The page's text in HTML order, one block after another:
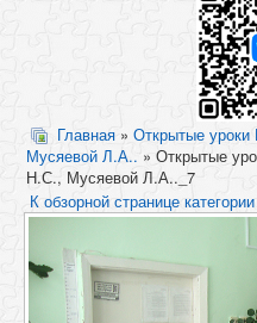
Главная » Открытые
Мусяевой Л.А.. » Открытые
Н.С., Мусяевой Л.А.._7
К обзорной странице категории